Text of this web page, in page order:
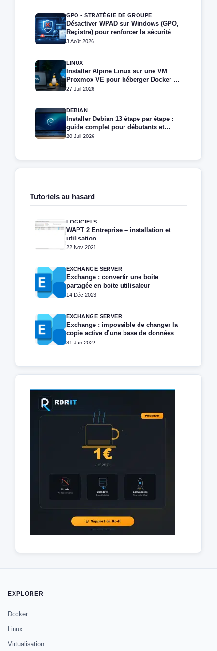
GPO - STRATÉGIE DE GROUPE
Désactiver WPAD sur Windows (GPO,
Registre) pour renforcer la sécurité
3 Août 2026
LINUX
Installer Alpine Linux sur une VM
Proxmox VE pour héberger Docker et
Docker Compose
27 Juil 2026
DEBIAN
Installer Debian 13 étape par étape :
guide complet pour débutants et
administrateurs
20 Juil 2026
Tutoriels au hasard
LOGICIELS
WAPT 2 Entreprise – installation et
utilisation
22 Nov 2021
EXCHANGE SERVER
Exchange : convertir une boite
partagée en boite utilisateur
14 Déc 2023
EXCHANGE SERVER
Exchange : impossible de changer la
copie active d’une base de données
31 Jan 2022
EXPLORER
Docker
Linux
Virtualisation